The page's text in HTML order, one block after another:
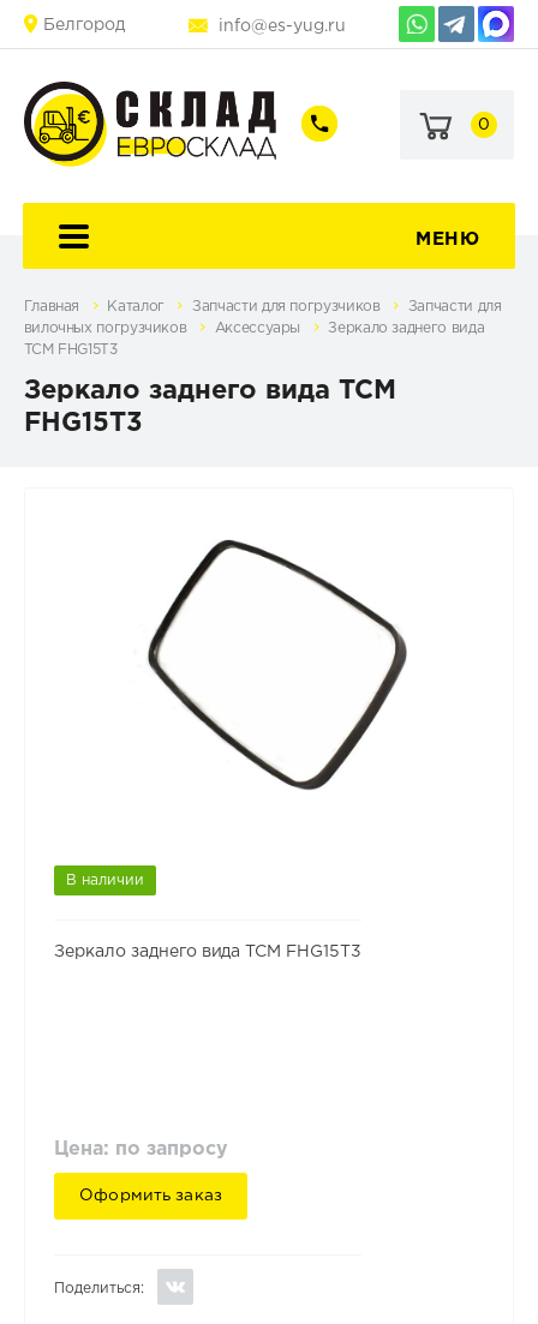
Белгород info@es-yug.ru
+7
60-
+7
69-
0
МЕНЮ
Главная Каталог Запчасти для погрузчиков
Запчасти для
вилочных погрузчиков
Аксессуары
Зеркало заднего вида
TCM FHG15T3
Зеркало заднего вида TCM
FHG15T3
В наличии
Зеркало заднего вида TCM FHG15T3
Цена: по запросу
Оформить заказ
Поделиться: